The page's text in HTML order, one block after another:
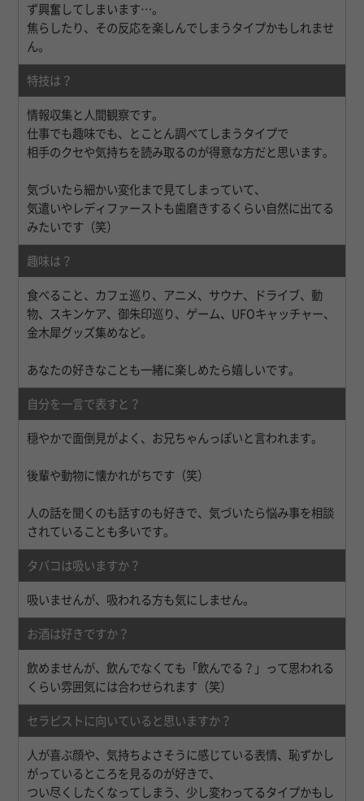
ず興奮してしまいます…。
焦らしたり、その反応を楽しんでしまうタイプかもしれませ
ん。
特技は？
情報収集と人間観察です。
仕事でも趣味でも、とことん調べてしまうタイプで
相手のクセや気持ちを読み取るのが得意な方だと思います。
気づいたら細かい変化まで見てしまっていて、
気遣いやレディファーストも歯磨きするくらい自然に出てる
みたいです（笑）
趣味は？
食べること、カフェ巡り、アニメ、サウナ、ドライブ、動
物、スキンケア、御朱印巡り、ゲーム、UFOキャッチャー、
金木犀グッズ集めなど。
あなたの好きなことも一緒に楽しめたら嬉しいです。
自分を一言で表すと？
穏やかで面倒見がよく、お兄ちゃんっぽいと言われます。
後輩や動物に懐かれがちです（笑）
人の話を聞くのも話すのも好きで、気づいたら悩み事を相談
されていることも多いです。
タバコは吸いますか？
吸いませんが、吸われる方も気にしません。
お酒は好きですか？
飲めませんが、飲んでなくても「飲んでる？」って思われる
くらい雰囲気には合わせられます（笑）
セラピストに向いていると思いますか？
人が喜ぶ顔や、気持ちよさそうに感じている表情、恥ずかし
がっているところを見るのが好きで、
つい尽くしたくなってしまう、少し変わってるタイプかもし